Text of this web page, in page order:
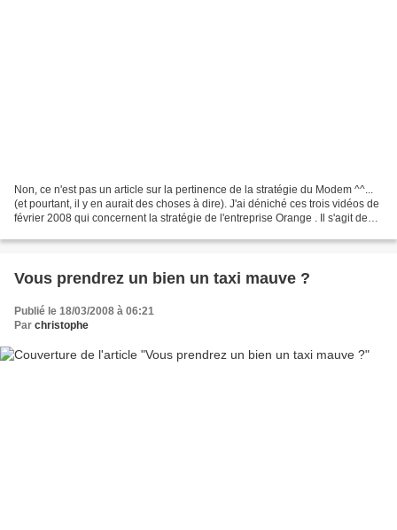
Non, ce n'est pas un article sur la pertinence de la stratégie du Modem ^^...
(et pourtant, il y en aurait des choses à dire). J'ai déniché ces trois vidéos de
février 2008 qui concernent la stratégie de l'entreprise Orange . Il s'agit de
Vous prendrez un bien un taxi mauve ?
Publié le 18/03/2008 à 06:21
Par christophe